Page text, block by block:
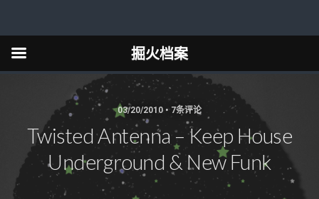
03/20/2010 • 7条评论
Twisted Antenna – Keep House
Underground & New Funk
掘火档案